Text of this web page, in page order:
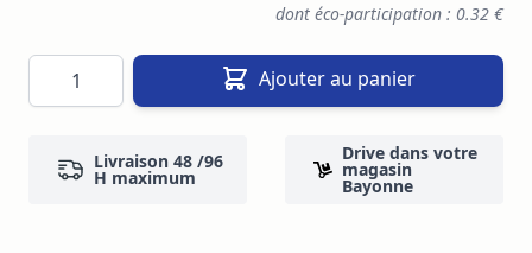
dont éco-participation : 0.32 €
Quantité Ajouter au panier
Livraison 48 /96
H maximum
Drive dans votre
magasin
Bayonne